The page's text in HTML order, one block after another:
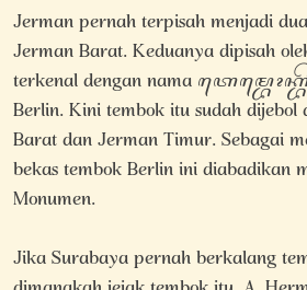
Jerman pernah terpisah menjadi
Jerman Barat. Keduanya dipisah
terkenal dengan nama
Berlin. Kini tembok itu sudah
Barat dan Jerman Timur. Sebagai
bekas tembok Berlin ini diabadikan
Monumen.
Jika Surabaya pernah berkalang